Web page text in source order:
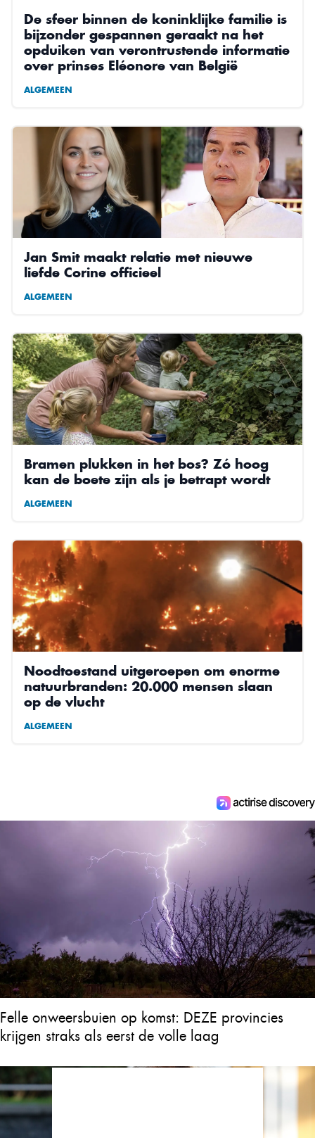
De sfeer binnen de koninklijke familie is
bijzonder gespannen geraakt na het
opduiken van verontrustende informatie
over prinses Eléonore van België
ALGEMEEN
Jan Smit maakt relatie met nieuwe
liefde Corine officieel
ALGEMEEN
Bramen plukken in het bos? Zó hoog
kan de boete zijn als je betrapt wordt
ALGEMEEN
Noodtoestand uitgeroepen om enorme
natuurbranden: 20.000 mensen slaan
op de vlucht
ALGEMEEN
Felle onweersbuien op komst: DEZE provincies
krijgen straks als eerst de volle laag